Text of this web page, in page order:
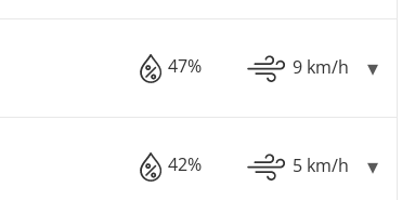
47% 9 km/h
42% 5 km/h